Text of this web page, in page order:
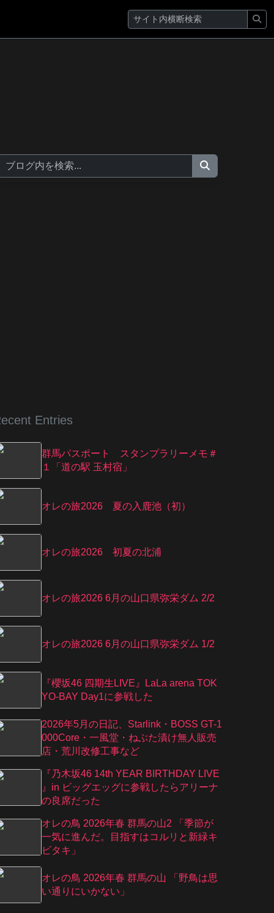
Entries
群馬パスポート スタンプラリーメモ＃
１「道の駅 玉村宿」
オレの旅2026 夏の入鹿池（初）
オレの旅2026 初夏の北浦
オレの旅2026 6月の山口県弥栄ダム 2/2
オレの旅2026 6月の山口県弥栄ダム 1/2
『櫻坂46 四期生LIVE』LaLa arena TOK
YO-BAY Day1に参戦した
2026年5月の日記、Starlink・BOSS GT-1
000Core・一風堂・ねぶた漬け無人販売
店・荒川改修工事など
『乃⽊坂46 14th YEAR BIRTHDAY LIVE
』in ビッグエッグに参戦したらアリーナ
の良席だった
オレの鳥 2026年春 群馬の山2 「季節が
一気に進んだ。目指すはコルリと新緑キ
ビタキ」
オレの鳥 2026年春 群馬の山 「野鳥は思
い通りにいかない」